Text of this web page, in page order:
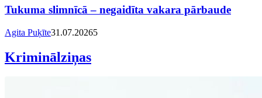
Tukuma slimnīcā – negaidīta vakara pārbaude
Agita Puķīte31.07.20265
Kriminālziņas